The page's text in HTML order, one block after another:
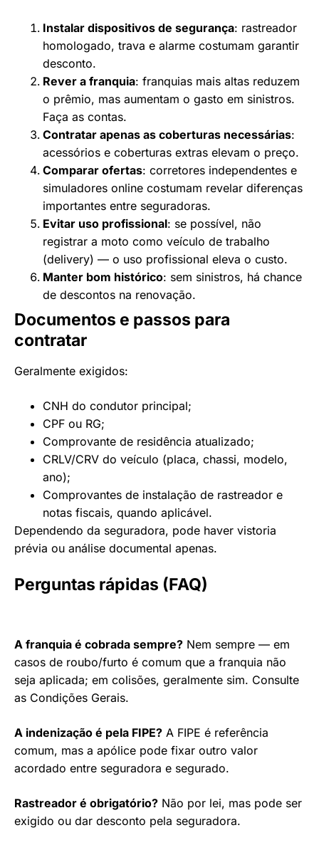
Instalar dispositivos de segurança: rastreador
homologado, trava e alarme costumam garantir
desconto.
Rever a franquia: franquias mais altas reduzem
o prêmio, mas aumentam o gasto em sinistros.
Faça as contas.
Contratar apenas as coberturas necessárias:
acessórios e coberturas extras elevam o preço.
Comparar ofertas: corretores independentes e
simuladores online costumam revelar diferenças
importantes entre seguradoras.
Evitar uso profissional: se possível, não
registrar a moto como veículo de trabalho
(delivery) — o uso profissional eleva o custo.
Manter bom histórico: sem sinistros, há chance
de descontos na renovação.
Documentos e passos para
contratar
Geralmente exigidos:
CNH do condutor principal;
CPF ou RG;
Comprovante de residência atualizado;
CRLV/CRV do veículo (placa, chassi, modelo,
ano);
Comprovantes de instalação de rastreador e
notas fiscais, quando aplicável.
Dependendo da seguradora, pode haver vistoria
prévia ou análise documental apenas.
Perguntas rápidas (FAQ)
A franquia é cobrada sempre? Nem sempre — em
casos de roubo/furto é comum que a franquia não
seja aplicada; em colisões, geralmente sim. Consulte
as Condições Gerais.
A indenização é pela FIPE? A FIPE é referência
comum, mas a apólice pode fixar outro valor
acordado entre seguradora e segurado.
Rastreador é obrigatório? Não por lei, mas pode ser
exigido ou dar desconto pela seguradora.